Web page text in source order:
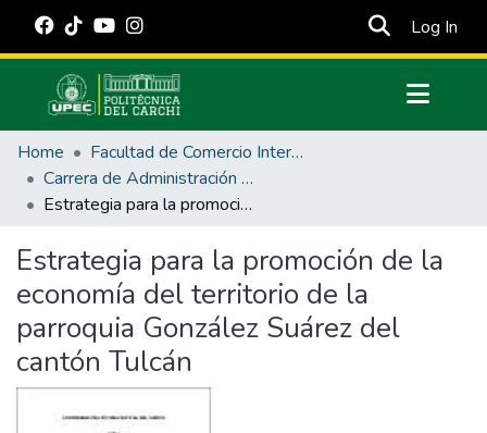
Log In
Communities & Collections
All of DSpace
Statistics
Estadísticas Externas
Manuales
Home
Facultad de Comercio Internacional, Integración, Administración y Economía Empresarial
Carrera de Administración de Empresas y Marketing
Estrategia para la promoción de la economía del territorio de la parroquia González Suárez del cantón Tulcán
Estrategia para la promoción de la
economía del territorio de la
parroquia González Suárez del
cantón Tulcán